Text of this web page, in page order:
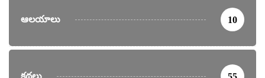
ఆలయాలు 10
కథలు